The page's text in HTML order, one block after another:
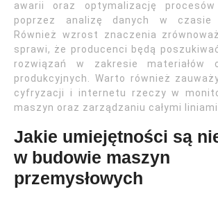
awarii oraz optymalizację procesów
poprzez analizę danych w czasie
Również wzrost znaczenia
sprawi, że producenci będą
rozwiązań w zakresie materiałów
produkcyjnych. Warto również
cyfryzacji i internetu rzeczy w
maszyn oraz zarządzaniu całymi
Jakie umiejętności są
w budowie maszyn
przemysłowych